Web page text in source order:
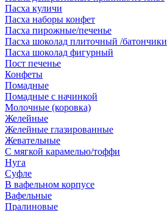
Пасха куличи
Пасха наборы конфет
Пасха пирожные/печенье
Пасха шоколад плиточный /батончики
Пасха шоколад фигурный
Пост печенье
Конфеты
Помадные
Помадные с начинкой
Молочные (коровка)
Желейные
Желейные глазированные
Жевательные
С мягкой карамелью/тоффи
Нуга
Суфле
В вафельном корпусе
Вафельные
Пралиновые